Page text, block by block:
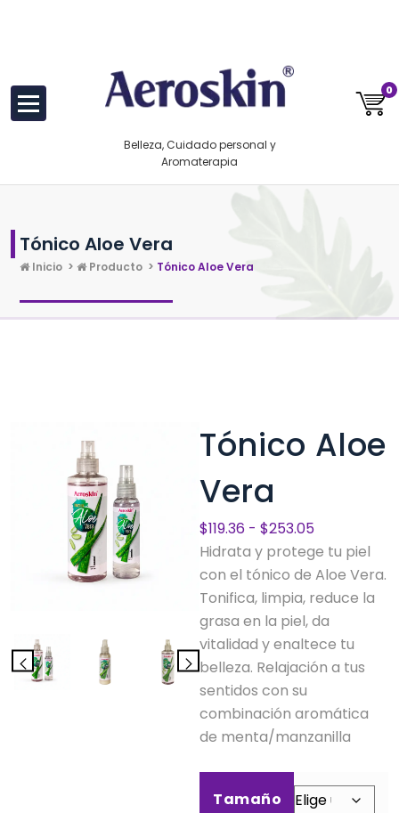
Belleza, Cuidado personal y
Aromaterapia
0
Tónico Aloe Vera
Inicio > Producto > Tónico Aloe Vera
Tónico Aloe
Vera
$119.36 - $253.05Rango
de
precios:
desde
$119.36
hasta
$253.05
Hidrata y protege tu piel
con el tónico de Aloe Vera.
Tonifica, limpia, reduce la
grasa en la piel, da
vitalidad y enaltece tu
belleza. Relajación a tus
sentidos con su
combinación aromática
de menta/manzanilla
Tamaño